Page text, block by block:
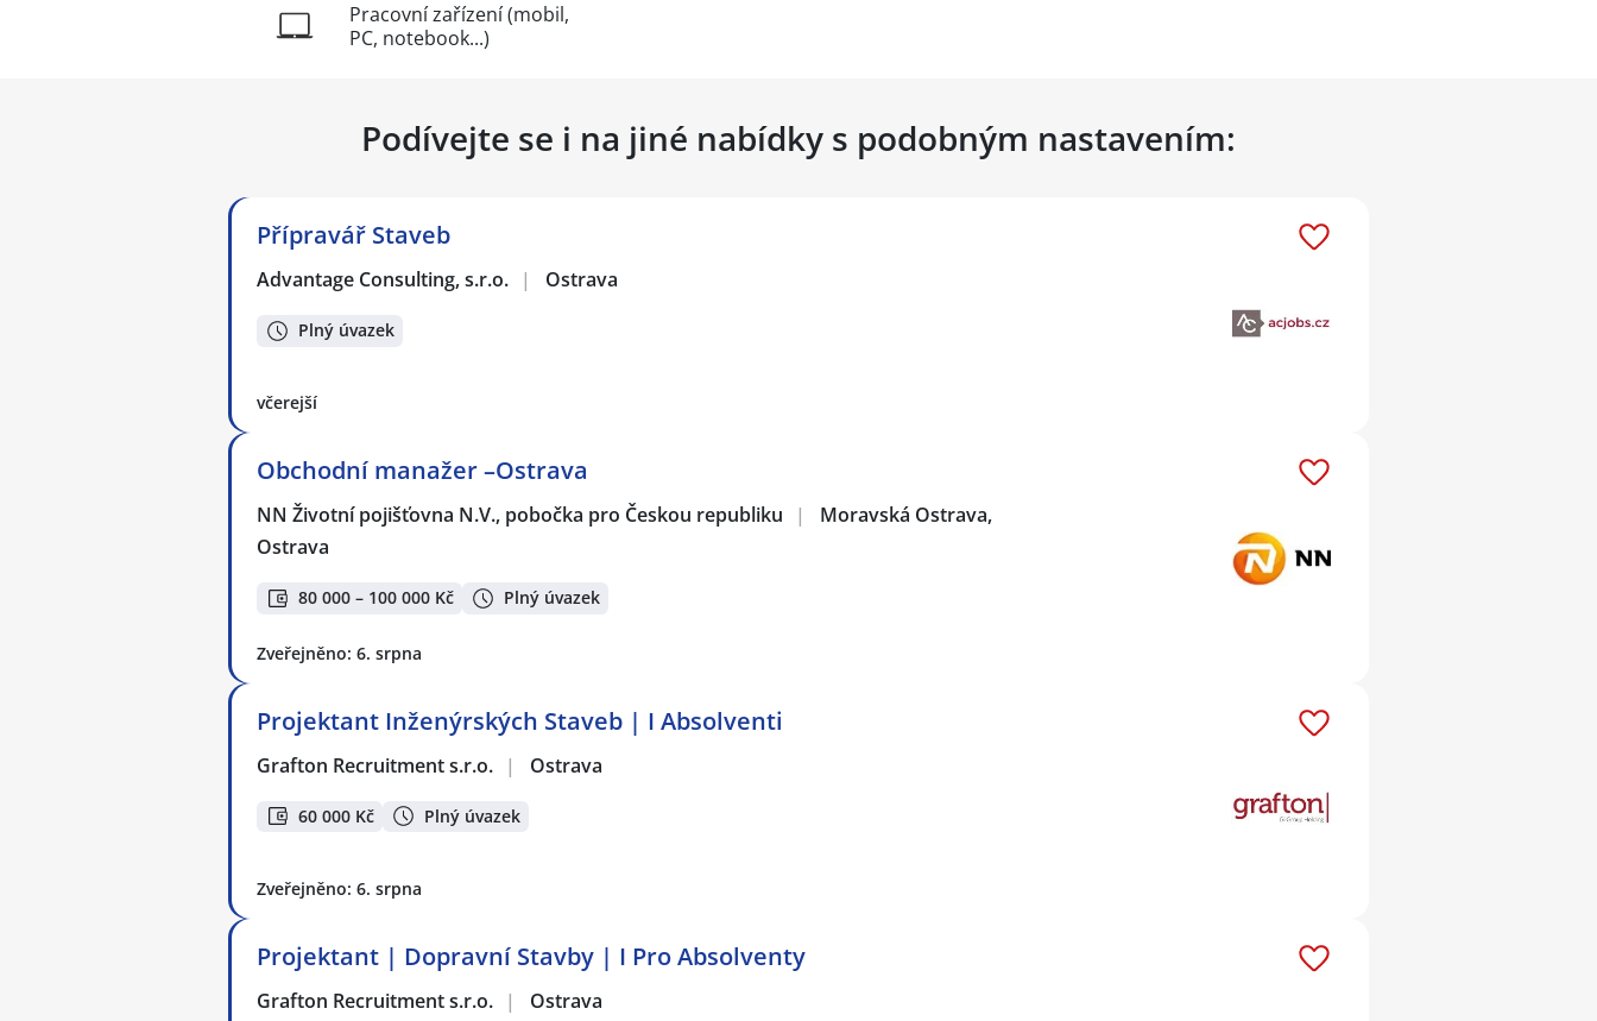
Pracovní zařízení (mobil,
PC, notebook...)
Podívejte se i na jiné nabídky s podobným nastavením:
Přípravář Staveb
Advantage Consulting, s.r.o. | Ostrava
Plný úvazek
včerejší
Obchodní manažer –Ostrava
NN Životní pojišťovna N.V., pobočka pro Českou republiku |
Moravská Ostrava,
Ostrava
80 000 – 100 000 Kč Plný úvazek
Zveřejněno: 6. srpna
Projektant Inženýrských Staveb | I Absolventi
Grafton Recruitment s.r.o. | Ostrava
60 000 Kč Plný úvazek
Zveřejněno: 6. srpna
Projektant | Dopravní Stavby | I Pro Absolventy
Grafton Recruitment s.r.o. | Ostrava